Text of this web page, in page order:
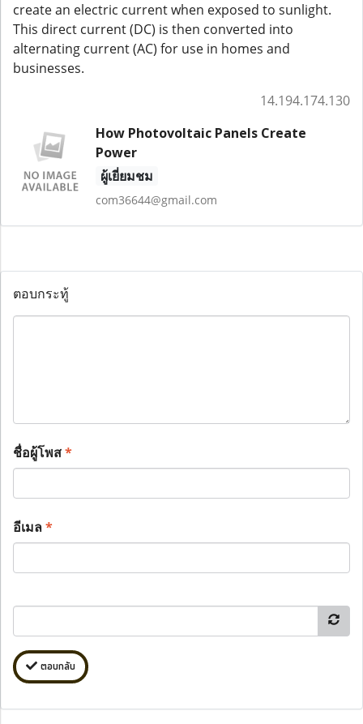
create an electric current when exposed to sunlight.
This direct current (DC) is then converted into
alternating current (AC) for use in homes and
businesses.
14.194.174.130
How Photovoltaic Panels Create
Power
ผู้เยี่ยมชม
com36644@gmail.com
ตอบกระทู้
ชื่อผู้โพส*
อีเมล*
ตอบกลับ